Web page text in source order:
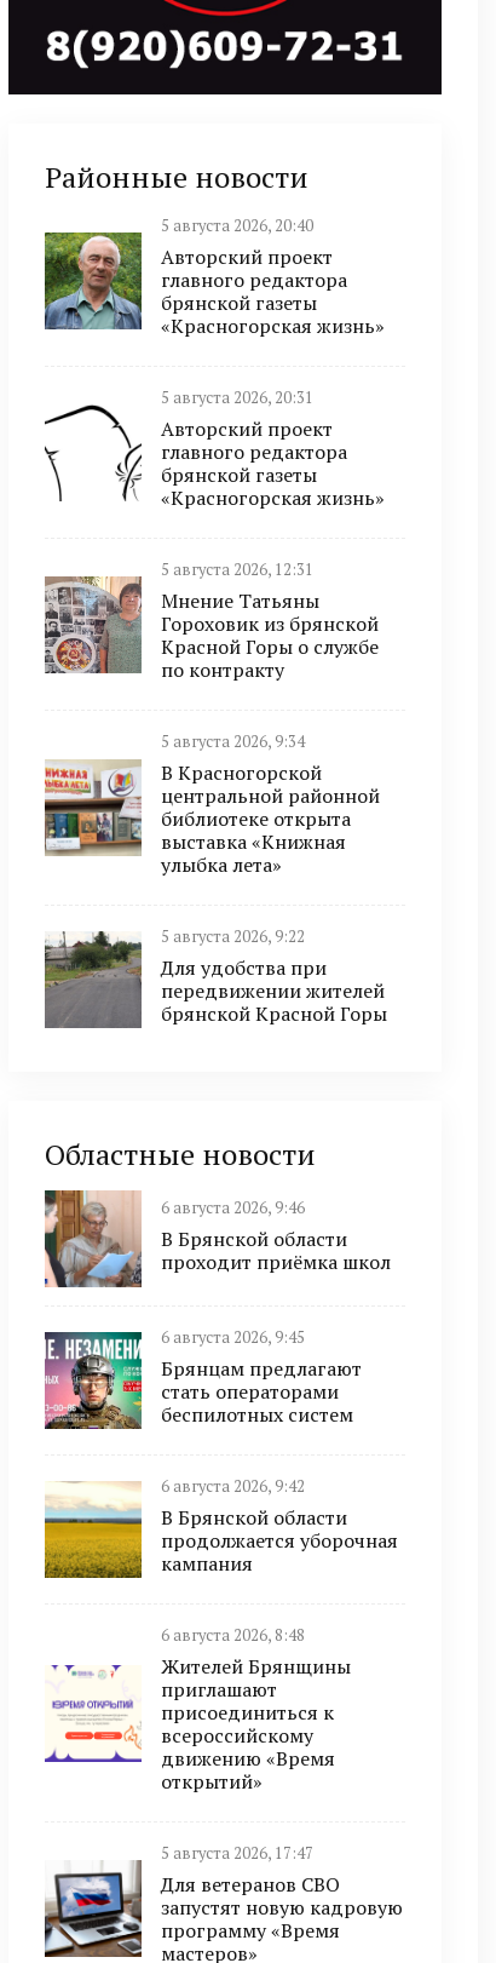
Районные новости
5 августа 2026, 20:40
Авторский проект
главного редактора
брянской газеты
«Красногорская жизнь»
5 августа 2026, 20:31
Авторский проект
главного редактора
брянской газеты
«Красногорская жизнь»
5 августа 2026, 12:31
Мнение Татьяны
Гороховик из брянской
Красной Горы о службе
по контракту
5 августа 2026, 9:34
В Красногорской
центральной районной
библиотеке открыта
выставка «Книжная
улыбка лета»
5 августа 2026, 9:22
Для удобства при
передвижении жителей
брянской Красной Горы
Областные новости
6 августа 2026, 9:46
В Брянской области
проходит приёмка школ
6 августа 2026, 9:45
Брянцам предлагают
cтать оперaтoрами
бeспилотных систeм
6 августа 2026, 9:42
В Брянской области
продолжается уборочная
кампания
6 августа 2026, 8:48
Жителей Брянщины
приглашают
присоединиться к
всероссийскому
движению «Время
открытий»
5 августа 2026, 17:47
Для ветеранов СВО
запустят новую кадровую
программу «Время
мастеров»